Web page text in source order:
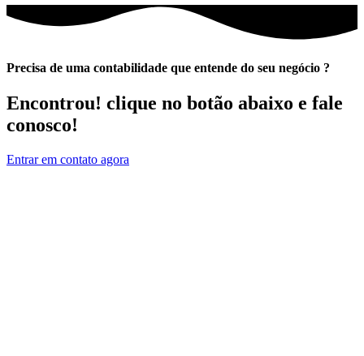
Precisa de uma contabilidade que entende do seu negócio ?
Encontrou! clique no botão abaixo e fale
conosco!
Entrar em contato agora